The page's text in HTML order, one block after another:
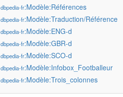
dbpedia-fr:Modèle:Références
dbpedia-fr:Modèle:Traduction/Référence
dbpedia-fr:Modèle:ENG-d
dbpedia-fr:Modèle:GBR-d
dbpedia-fr:Modèle:SCO-d
dbpedia-fr:Modèle:Infobox_Footballeur
dbpedia-fr:Modèle:Trois_colonnes